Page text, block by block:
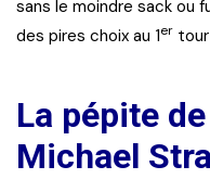
sans le moindre sack ou
des pires choix au 1er
La pépite
Michael